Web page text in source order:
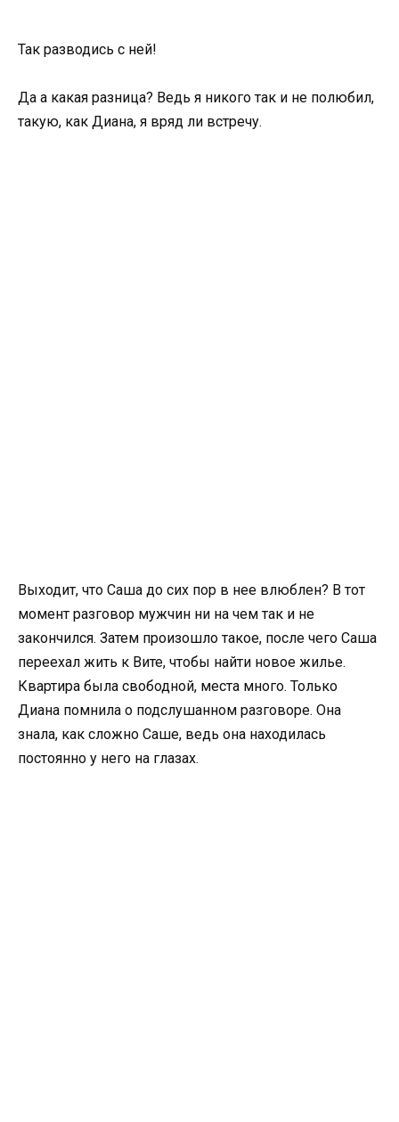
Так разводись с ней!
Да а какая разница? Ведь я никого так и не полюбил,
такую, как Диана, я вряд ли встречу.
Выходит, что Саша до сих пор в нее влюблен? В тот
момент разговор мужчин ни на чем так и не
закончился. Затем произошло такое, после чего Саша
переехал жить к Вите, чтобы найти новое жилье.
Квартира была свободной, места много. Только
Диана помнила о подслушанном разговоре. Она
знала, как сложно Саше, ведь она находилась
постоянно у него на глазах.